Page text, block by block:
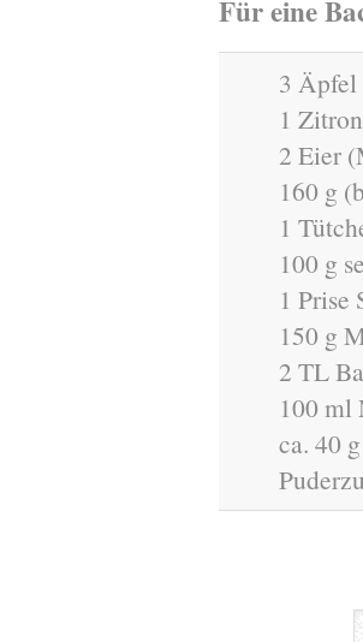
Für eine
3 Äpfel
1
2 Eier
160 g
1
100 g
1 Prise
150 g
2 TL
100
ca. 40